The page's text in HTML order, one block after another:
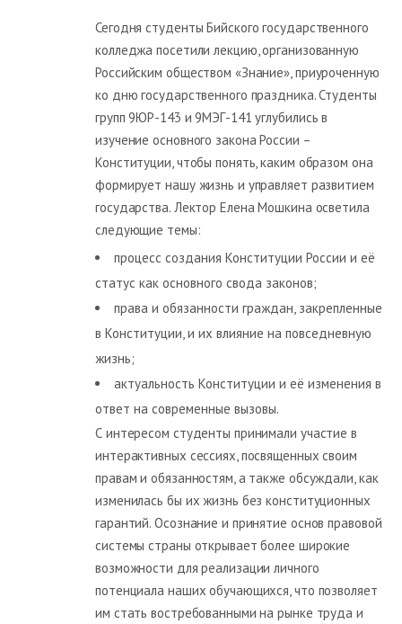
Сегодня студенты Бийского государственного
колледжа посетили лекцию, организованную
Российским обществом «Знание», приуроченную
ко дню государственного праздника. Студенты
групп 9ЮР-143 и 9МЭГ-141 углубились в
изучение основного закона России –
Конституции, чтобы понять, каким образом она
формирует нашу жизнь и управляет развитием
государства. Лектор Елена Мошкина осветила
следующие темы:
процесс создания Конституции России и её
статус как основного свода законов;
права и обязанности граждан, закрепленные
в Конституции, и их влияние на повседневную
жизнь;
актуальность Конституции и её изменения в
ответ на современные вызовы.
С интересом студенты принимали участие в
интерактивных сессиях, посвященных своим
правам и обязанностям, а также обсуждали, как
изменилась бы их жизнь без конституционных
гарантий. Осознание и принятие основ правовой
системы страны открывает более широкие
возможности для реализации личного
потенциала наших обучающихся, что позволяет
им стать востребованными на рынке труда и